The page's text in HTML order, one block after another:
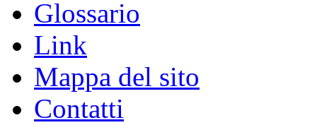
Glossario
Link
Mappa del sito
Contatti